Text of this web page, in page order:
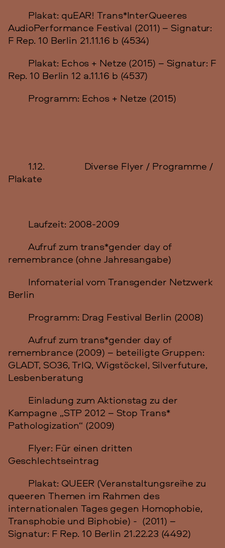
Plakat: quEAR! Trans*InterQueeres
AudioPerformance Festival (2011) – Signatur:
F Rep. 10 Berlin 21.11.16 b (4534)
Plakat: Echos + Netze (2015) – Signatur: F
Rep. 10 Berlin 12 a.11.16 b (4537)
Programm: Echos + Netze (2015)
1.12. Diverse Flyer / Programme /
Plakate
Laufzeit: 2008-2009
Aufruf zum trans*gender day of
remembrance (ohne Jahresangabe)
Infomaterial vom Transgender Netzwerk
Berlin
Programm: Drag Festival Berlin (2008)
Aufruf zum trans*gender day of
remembrance (2009) – beteiligte Gruppen:
GLADT, SO36, TrIQ, Wigstöckel, Silverfuture,
Lesbenberatung
Einladung zum Aktionstag zu der
Kampagne „STP 2012 – Stop Trans*
Pathologization“ (2009)
Flyer: Für einen dritten
Geschlechtseintrag
Plakat: QUEER (Veranstaltungsreihe zu
queeren Themen im Rahmen des
internationalen Tages gegen Homophobie,
Transphobie und Biphobie) - (2011) –
Signatur: F Rep. 10 Berlin 21.22.23 (4492)